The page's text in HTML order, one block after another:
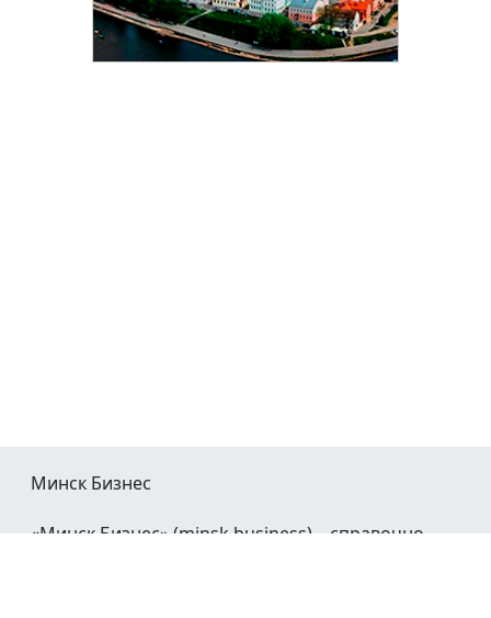
Минск Бизнес
«Минск Бизнес» (minsk.business) – справочно-